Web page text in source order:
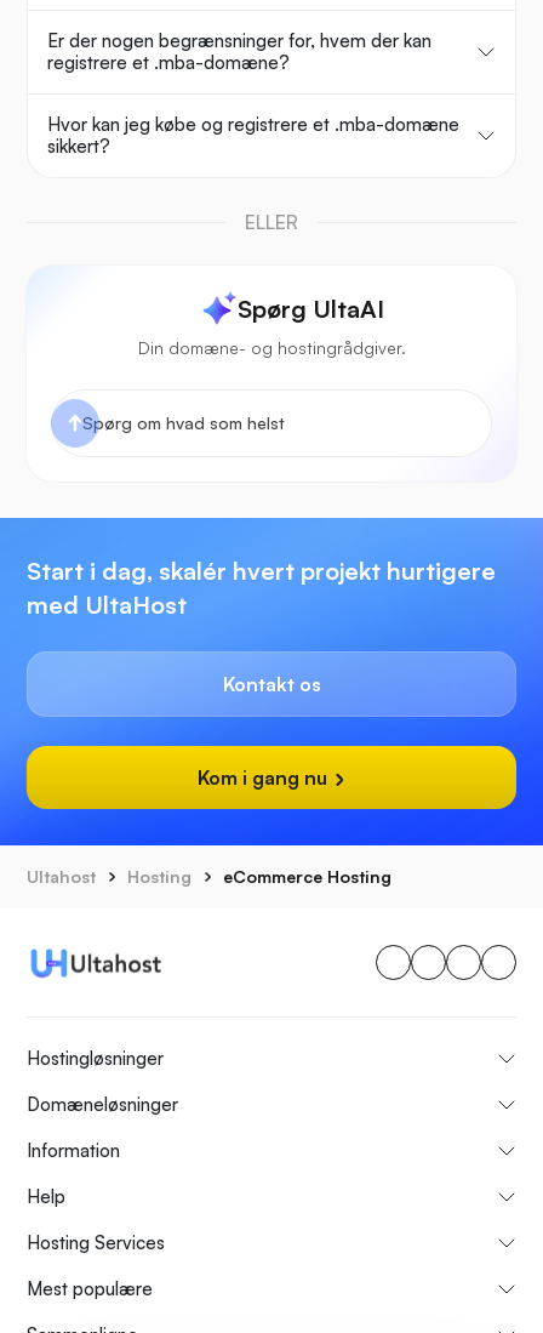
Er der nogen begrænsninger for, hvem der kan
registrere et .mba-domæne?
Hvor kan jeg købe og registrere et .mba-domæne
sikkert?
ELLER
Spørg UltaAI
Din domæne- og hostingrådgiver.
Start i dag, skalér hvert projekt hurtigere
med UltaHost
Kontakt os
Kom i gang nu
Ultahost Hosting eCommerce Hosting
Hostingløsninger
Domæneløsninger
Information
Help
Hosting Services
Mest populære